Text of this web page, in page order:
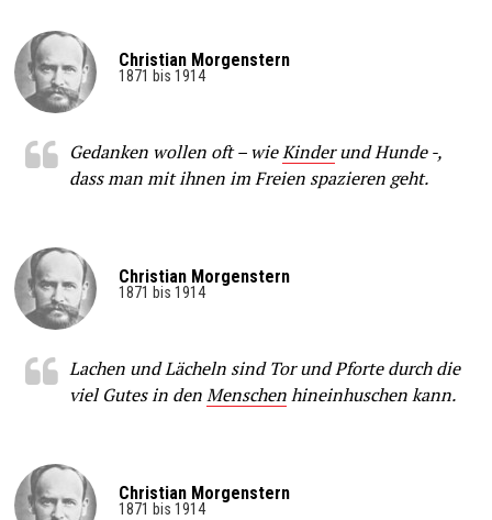
Christian Morgenstern
1871 bis 1914
Gedanken wollen oft – wieKinderund Hunde -,
dass man mit ihnen im Freien spazieren geht.
Christian Morgenstern
1871 bis 1914
Lachen und Lächeln sind Tor und Pforte durch die
viel Gutes in denMenschenhineinhuschen kann.
Christian Morgenstern
1871 bis 1914